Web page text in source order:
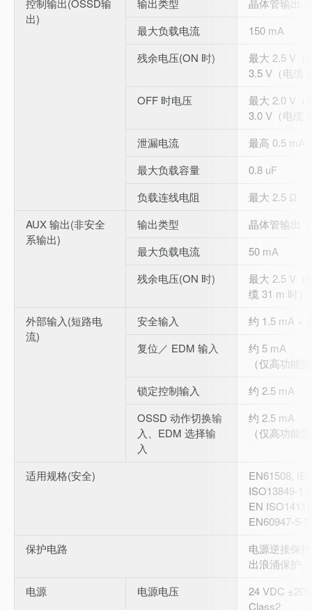
出)
最大负载电流
150 mA
残余电压(ON 时)
最大 2.5 V（
3.5 V（电缆
OFF 时电压
最大 2.0 V（
3.0 V（电缆
泄漏电流
最高 0.5 mA
最大负载容量
0.8 uF
负载连线电阻
最大 2.5 Ω
AUX 输出(非安全
系输出)
输出类型
晶体管输出
最大负载电流
50 mA
残余电压(ON 时)
最大 2.5 V（
缆 31 m 时）
外部输入(短路电
流)
安全输入
约 1.5 mA × 2
复位／ EDM 输入
约 5 mA
（仅高功能
锁定控制输入
约 2.5 mA
OSSD 动作切换输
入、EDM 选择输
入
约 2.5 mA
（仅高功能
适用规格(安全)
EN61508,
ISO13849-
EN
EN60947-5-
保护电路
电源逆接保
出浪涌保护
电源
电源电压
24 VDC
Class2